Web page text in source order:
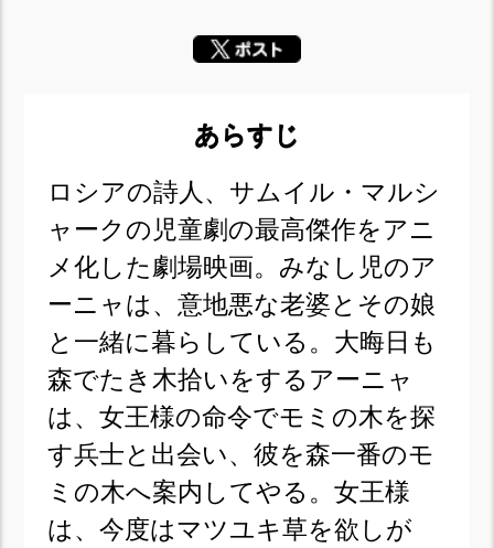
あらすじ
ロシアの詩人、サムイル・マルシ
ャークの児童劇の最高傑作をアニ
メ化した劇場映画。みなし児のア
ーニャは、意地悪な老婆とその娘
と一緒に暮らしている。大晦日も
森でたき木拾いをするアーニャ
は、女王様の命令でモミの木を探
す兵士と出会い、彼を森一番のモ
ミの木へ案内してやる。女王様
は、今度はマツユキ草を欲しが